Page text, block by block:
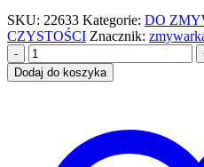
SKU: 22633 Kategorie: DO
CZYSTOŚCI Znacznik:
-
Dodaj do koszyka